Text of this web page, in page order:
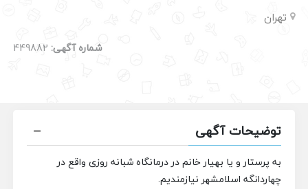
تهران
شماره آگهی: 449882
توضیحات آگهی
به پرستار و یا بهیار خانم در درمانگاه شبانه روزی واقع در
چهاردانگه اسلامشهر نیازمندیم.